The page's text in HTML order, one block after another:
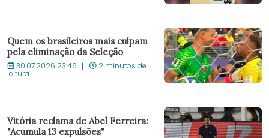
Quem os brasileiros mais culpam
pela eliminação da Seleção
30.07.2026 23:46 2 minutos de
leitura
Vitória reclama de Abel Ferreira:
"Acumula 13 expulsões"